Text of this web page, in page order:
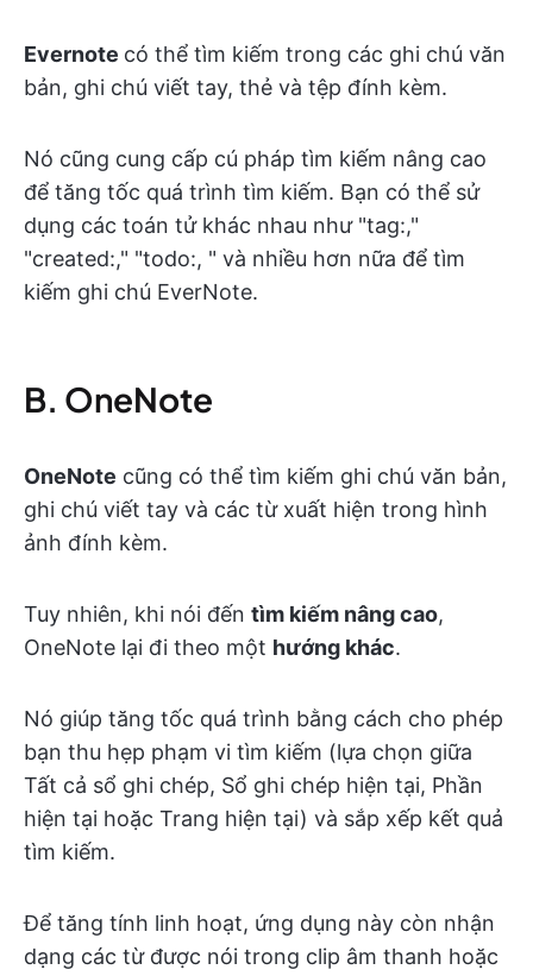
Evernote có thể tìm kiếm trong các ghi chú văn
bản, ghi chú viết tay, thẻ và tệp đính kèm.
Nó cũng cung cấp cú pháp tìm kiếm nâng cao
để tăng tốc quá trình tìm kiếm. Bạn có thể sử
dụng các toán tử khác nhau như "tag:,"
"created:," "todo:, " và nhiều hơn nữa để tìm
kiếm ghi chú EverNote.
B. OneNote
OneNote cũng có thể tìm kiếm ghi chú văn bản,
ghi chú viết tay và các từ xuất hiện trong hình
ảnh đính kèm.
Tuy nhiên, khi nói đến tìm kiếm nâng cao,
OneNote lại đi theo một hướng khác.
Nó giúp tăng tốc quá trình bằng cách cho phép
bạn thu hẹp phạm vi tìm kiếm (lựa chọn giữa
Tất cả sổ ghi chép, Sổ ghi chép hiện tại, Phần
hiện tại hoặc Trang hiện tại) và sắp xếp kết quả
tìm kiếm.
Để tăng tính linh hoạt, ứng dụng này còn nhận
dạng các từ được nói trong clip âm thanh hoặc